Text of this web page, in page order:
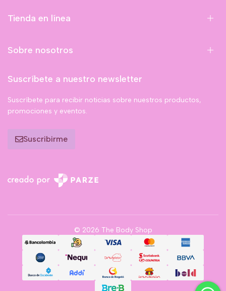
Tienda en línea
Sobre nosotros
Suscríbete a nuestro newsletter
Suscríbete para recibir noticias sobre nuestros productos,
promociones y eventos.
Suscribirme
© 2026 The Body Shop